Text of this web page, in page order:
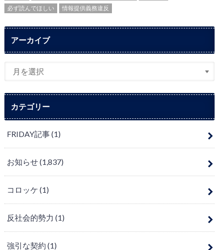
必ず読んでほしい
情報提供義務違反
アーカイブ
カテゴリー
FRIDAY記事(1)
お知らせ(1,837)
コロッケ (1)
反社会的勢力 (1)
強引な契約 (1)